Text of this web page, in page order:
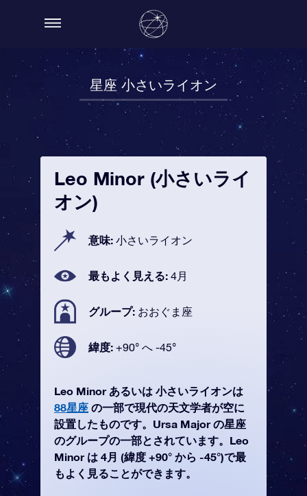
星座 小さいライオン
Leo Minor (小さいライ
オン)
意味: 小さいライオン
最もよく見える: 4月
グループ: おおぐま座
緯度: +90° へ -45°
Leo Minor あるいは 小さいライオンは
88星座 の一部で現代の天文学者が空に
設置したものです。Ursa Major の星座
のグループの一部とされています。Leo
Minor は 4月 (緯度 +90° から -45°)で最
もよく見ることができます。